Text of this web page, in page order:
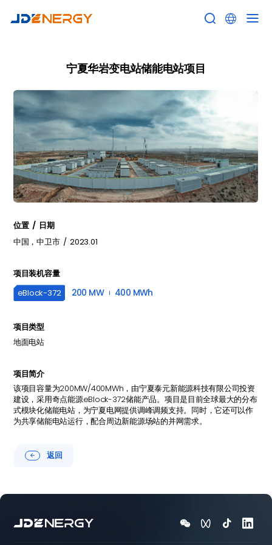
 
 返回
宁夏华岩变电站储能电站项目
位置 / 日期
中国，中卫市 / 2023.01
项目装机容量
eBlock-372 200 MW 400 MWh
项目类型
地面电站
项目简介
该项目容量为200MW/400MWh，由宁夏泰元新能源科技有限公司投资
建设，采用奇点能源eBlock-372储能产品。项目是目前全球最大的分布
式模块化储能电站，为宁夏电网提供调峰调频支持。同时，它还可以作
为共享储能电站运行，配合周边新能源场站的并网需求。
   